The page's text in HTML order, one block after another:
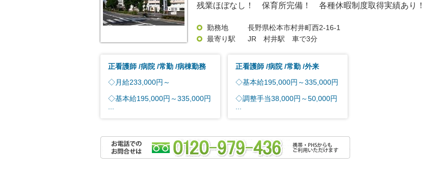
残業ほぼなし！ 保育所完備！ 各種休暇制度取得実績あり！
勤務地
長野県松本市村井町西2-16-1
最寄り駅
JR 村井駅 車で3分
正看護師 病院 常勤 病棟勤務
◇月給233,000円～
◇基本給195,000円～335,000円
正看護師 病院 常勤 外来
◇基本給195,000円～335,000円
◇調整手当38,000円～50,000円